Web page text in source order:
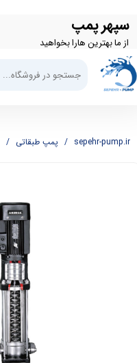
سپهر پمپ
از ما بهترین هارا بخواهید
حساب کاربری من
تغییر گذر واژه
سفارشات
sepehr-pump.ir پمپ طبقاتی